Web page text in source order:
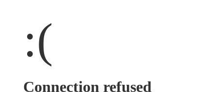
:(
Connection refused